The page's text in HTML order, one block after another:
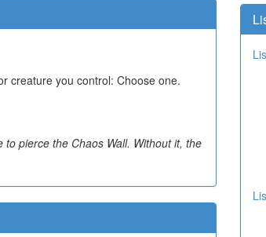
creature you control: Choose one.
pierce the Chaos Wall. Without it, the